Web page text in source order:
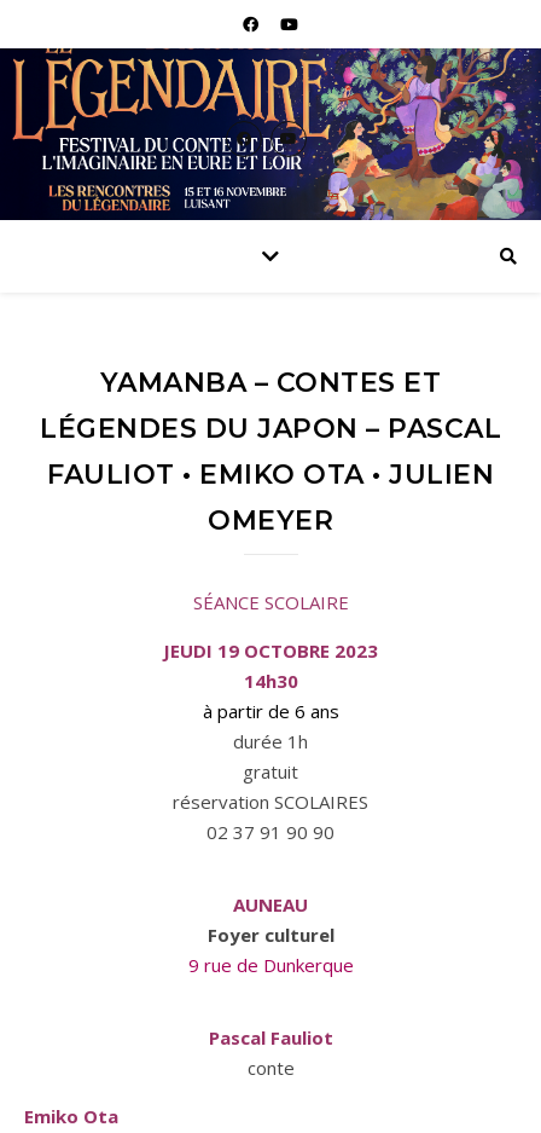
YAMANBA – CONTES ET
LÉGENDES DU JAPON – PASCAL
FAULIOT • EMIKO OTA • JULIEN
OMEYER
SÉANCE SCOLAIRE
JEUDI 19 OCTOBRE 2023
14h30
à partir de 6 ans
durée 1h
gratuit
réservation SCOLAIRES
02 37 91 90 90
AUNEAU
Foyer culturel
9 rue de Dunkerque
Pascal Fauliot
conte
Emiko Ota